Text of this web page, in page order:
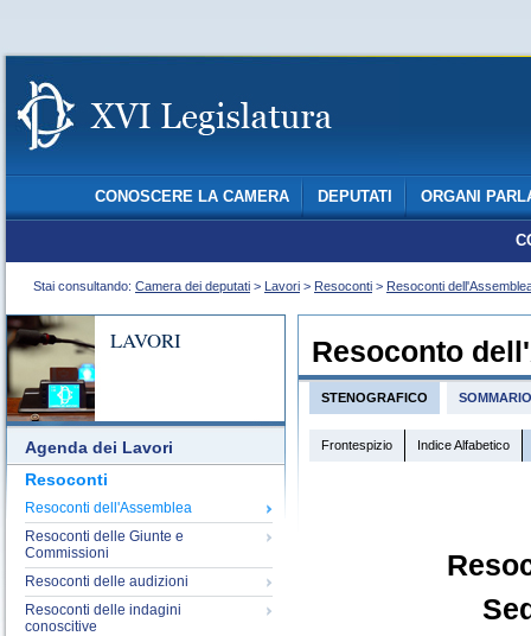
CONOSCERE LA CAMERA DEPUTATI ORGANI
Stai consultando: Camera dei deputati > Lavori > Resoconti > Resoconti
LAVORI
Agenda dei Lavori
Resoconti
Resoconti dell'Assemblea
Resoconti delle Giunte e
Commissioni
Resoconti delle audizioni
Resoconti delle indagini
conoscitive
Resoconto
STENOGRAFICO SOMMARIO
Frontespizio Indice Alfabetico